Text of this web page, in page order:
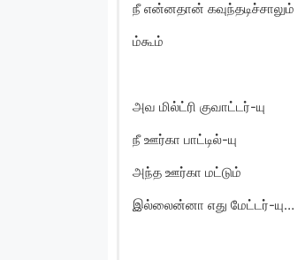
நீ என்னதான் கவுந்தடிச்சாலும்
ம்கூம்
அவ மில்ட்ரி குவாட்டர்-யு
நீ ஊர்கா பாட்டில்-யு
அந்த ஊர்கா மட்டும்
இல்லைன்னா எது மேட்டர்-யு…